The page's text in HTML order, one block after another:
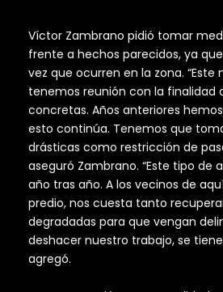
Víctor Zambrano pidió tomar
frente a hechos parecidos, ya
vez que ocurren en la zona. “Este
tenemos reunión con la finalidad
concretas. Años anteriores
esto continúa. Tenemos que
drásticas como restricción de
aseguró Zambrano. “Este tipo de
año tras año. A los vecinos de
predio, nos cuesta tanto
degradadas para que vengan
deshacer nuestro trabajo, se
agregó.